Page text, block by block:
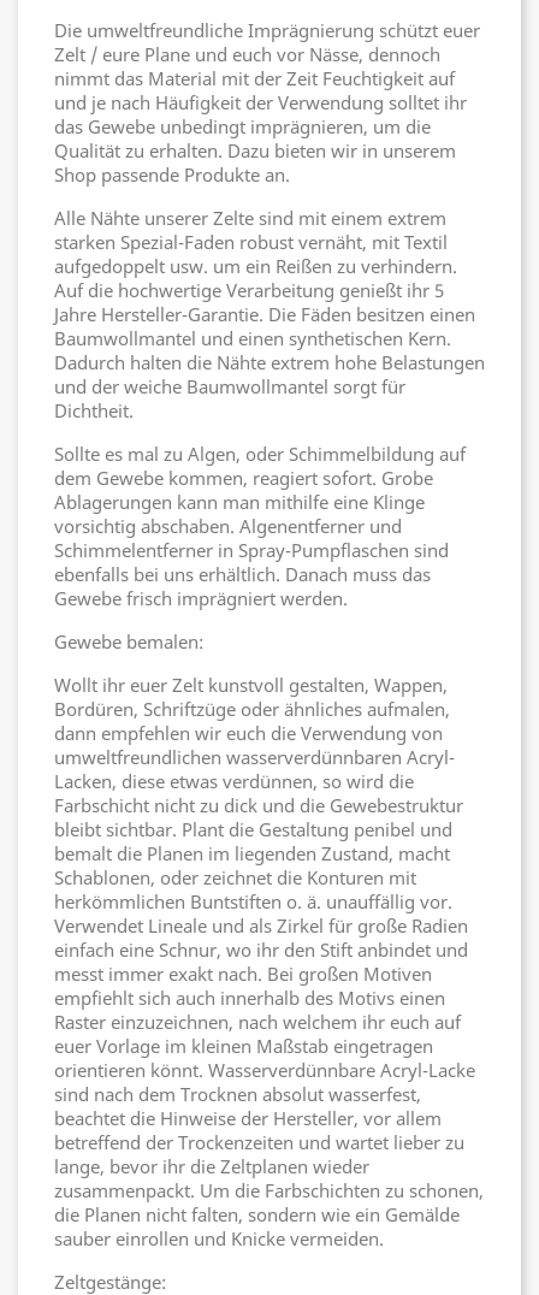
Die umweltfreundliche Imprägnierung schützt euer
Zelt / eure Plane und euch vor Nässe, dennoch
nimmt das Material mit der Zeit Feuchtigkeit auf
und je nach Häufigkeit der Verwendung solltet ihr
das Gewebe unbedingt imprägnieren, um die
Qualität zu erhalten. Dazu bieten wir in unserem
Shop passende Produkte an.
Alle Nähte unserer Zelte sind mit einem extrem
starken Spezial-Faden robust vernäht, mit Textil
aufgedoppelt usw. um ein Reißen zu verhindern.
Auf die hochwertige Verarbeitung genießt ihr 5
Jahre Hersteller-Garantie. Die Fäden besitzen einen
Baumwollmantel und einen synthetischen Kern.
Dadurch halten die Nähte extrem hohe Belastungen
und der weiche Baumwollmantel sorgt für
Dichtheit.
Sollte es mal zu Algen, oder Schimmelbildung auf
dem Gewebe kommen, reagiert sofort. Grobe
Ablagerungen kann man mithilfe eine Klinge
vorsichtig abschaben. Algenentferner und
Schimmelentferner in Spray-Pumpflaschen sind
ebenfalls bei uns erhältlich. Danach muss das
Gewebe frisch imprägniert werden.
Gewebe bemalen:
Wollt ihr euer Zelt kunstvoll gestalten, Wappen,
Bordüren, Schriftzüge oder ähnliches aufmalen,
dann empfehlen wir euch die Verwendung von
umweltfreundlichen wasserverdünnbaren Acryl-
Lacken, diese etwas verdünnen, so wird die
Farbschicht nicht zu dick und die Gewebestruktur
bleibt sichtbar. Plant die Gestaltung penibel und
bemalt die Planen im liegenden Zustand, macht
Schablonen, oder zeichnet die Konturen mit
herkömmlichen Buntstiften o. ä. unauffällig vor.
Verwendet Lineale und als Zirkel für große Radien
einfach eine Schnur, wo ihr den Stift anbindet und
messt immer exakt nach. Bei großen Motiven
empfiehlt sich auch innerhalb des Motivs einen
Raster einzuzeichnen, nach welchem ihr euch auf
euer Vorlage im kleinen Maßstab eingetragen
orientieren könnt. Wasserverdünnbare Acryl-Lacke
sind nach dem Trocknen absolut wasserfest,
beachtet die Hinweise der Hersteller, vor allem
betreffend der Trockenzeiten und wartet lieber zu
lange, bevor ihr die Zeltplanen wieder
zusammenpackt. Um die Farbschichten zu schonen,
die Planen nicht falten, sondern wie ein Gemälde
sauber einrollen und Knicke vermeiden.
Zeltgestänge: